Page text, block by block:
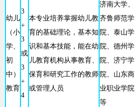
幼儿
（小
学、
初
中）
教育
3
+
3
或
3
+
4
本专业培养掌握幼儿教
育的基础理论，基本知
识和基本技能，能在幼
儿教育机构从事教育、
保育和研究工作的教师
或管理人员
济南大学、
齐鲁师范学
院、泰山学
院、德州学
院、济宁学
院、山东商
业职业学院
等